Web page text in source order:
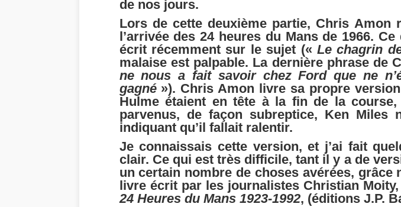
de nos jours.
Lors de cette deuxième partie, Chris Amon
l’arrivée des 24 heures du Mans de 1966.
écrit récemment sur le sujet (« Le chagrin
malaise est palpable. La dernière phrase
ne nous a fait savoir chez Ford que ne
gagné»). Chris Amon livre sa propre
Hulme étaient en tête à la fin de la
parvenus, de façon subreptice, Ken Miles
indiquant qu’il fallait ralentir.
Je connaissais cette version, et j’ai fait
clair. Ce qui est très difficile, tant il y a de
un certain nombre de choses avérées,
livre écrit par les journalistes Christian
24 Heures du Mans 1923-1992, (éditions J.P.